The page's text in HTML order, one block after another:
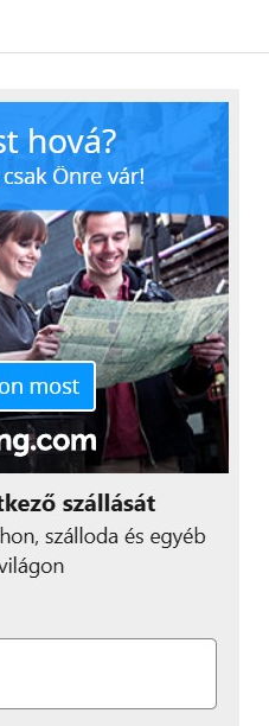
és
a
és
hogy egy
magyar
amely
a
a jövő
abban,